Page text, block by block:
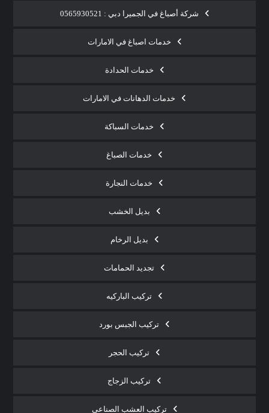
شركة أصباغ في الجميرا دبي : 0565930521
خدمات اصباغ في الامارات
خدمات الحدادة
خدمات الدهانات في الامارات
خدمات السباكة
خدمات الصباغ
خدمات النجارة
بديل الخشب
بديل الرخام
تجديد الحمامات
تركيب الباركيه
تركيب الجبس بورد
تركيب الحجر
تركيب الزجاج
تركيب العشب الصناعي